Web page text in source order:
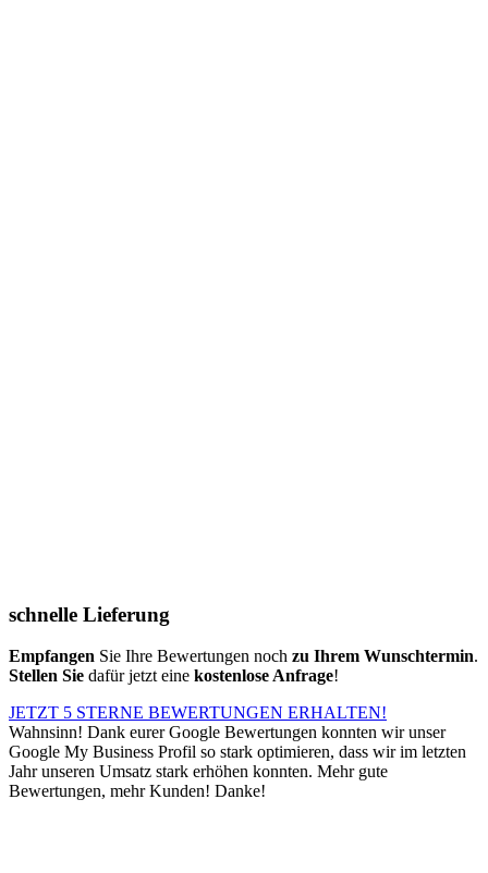
schnelle Lieferung
Empfangen Sie Ihre Bewertungen noch zu Ihrem Wunschtermin.
Stellen Sie dafür jetzt eine kostenlose Anfrage!
JETZT 5 STERNE BEWERTUNGEN ERHALTEN!
Wahnsinn! Dank eurer Google Bewertungen konnten wir unser
Google My Business Profil so stark optimieren, dass wir im letzten
Jahr unseren Umsatz stark erhöhen konnten. Mehr gute
Bewertungen, mehr Kunden! Danke!